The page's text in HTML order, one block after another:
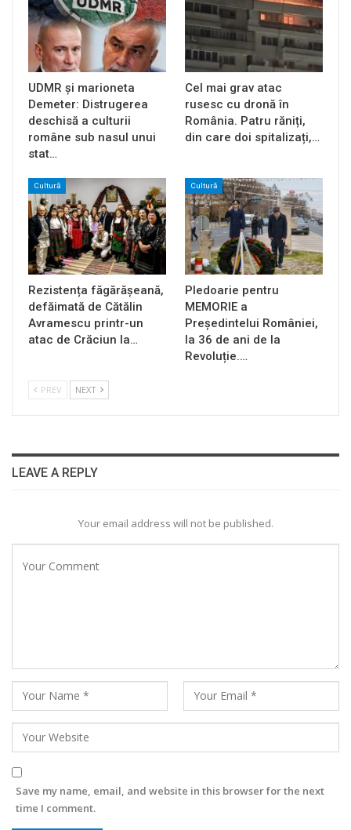
UDMR și marioneta
Demeter: Distrugerea
deschisă a culturii
române sub nasul unui
stat…
Cel mai grav atac
rusesc cu dronă în
România. Patru răniți,
din care doi spitalizați,…
Cultură
Rezistența făgărășeană,
defăimată de Cătălin
Avramescu printr-un
atac de Crăciun la…
Cultură
Pledoarie pentru
MEMORIE a
Președintelui României,
la 36 de ani de la
Revoluție.…
PREV NEXT
LEAVE A REPLY
Your email address will not be published.
Save my name, email, and website in this browser for the next
time I comment.